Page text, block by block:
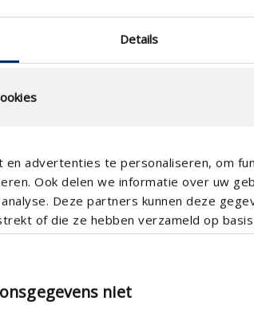
Details
en advertenties te personaliseren, om
Ook delen we informatie over uw
Deze partners kunnen deze
of die ze hebben verzameld op
niet